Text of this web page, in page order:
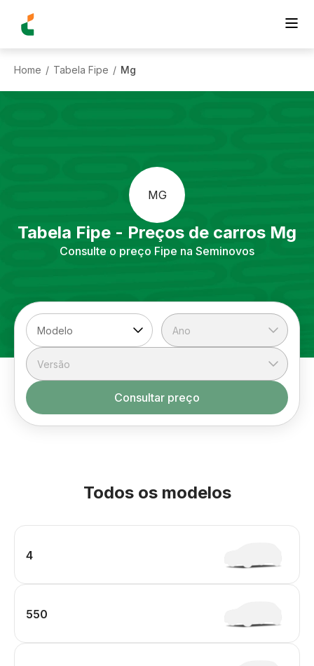
Home / Tabela Fipe / Mg
MG
Tabela Fipe - Preços de carros Mg
Consulte o preço Fipe na Seminovos
Consultar preço
Todos os modelos
4
550